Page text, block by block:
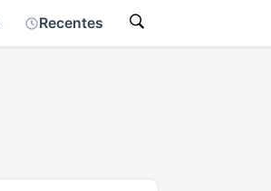
Recentes